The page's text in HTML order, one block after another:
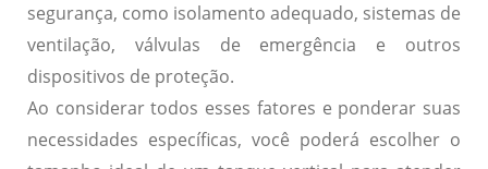
segurança, como isolamento adequado, sistemas de
ventilação, válvulas de emergência e outros
dispositivos de proteção.
Ao considerar todos esses fatores e ponderar suas
necessidades específicas, você poderá escolher o